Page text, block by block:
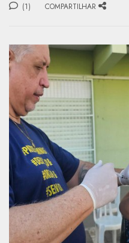
(1) COMPARTILHAR